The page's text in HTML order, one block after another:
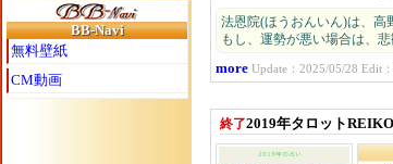
法恩院(ほうおんいん)は、高
もし、運勢が悪い場合は、
more Update：2025/05/28 Edit
終了2019年タロット
BB-Navi
無料壁紙
CM動画